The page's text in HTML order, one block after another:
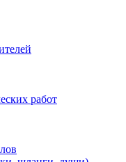
работ